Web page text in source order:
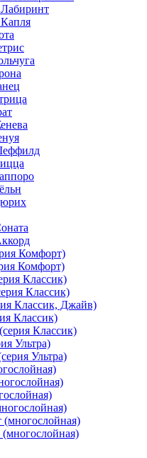
Комфорт)
Комфорт)
Классик)
Классик)
Классик, Джайв)
Классик)
Классик)
Ультра)
Ультра)
(многослойная)
(многослойная)